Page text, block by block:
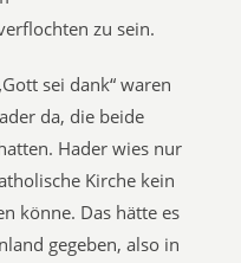
zu sein.
sei dank“ waren
da, die beide
Hader wies nur
Kirche kein
könne. Das hätte es
gegeben, also in